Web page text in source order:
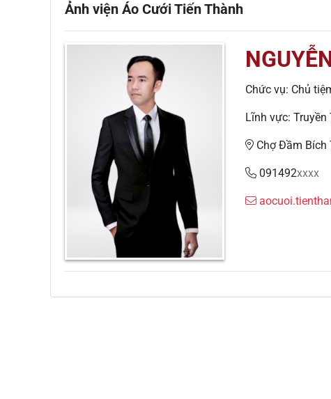
Ảnh viện Áo Cưới Tiến Thành
Chức vụ: Chủ
Lĩnh vực: Truyền
Chợ Đầm Bích
091492xxxx